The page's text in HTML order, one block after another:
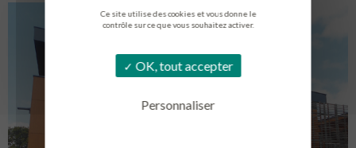
Ce site utilise des cookies et vous donne le
contrôle sur ce que vous souhaitez activer.
OK, tout accepter
Personnaliser